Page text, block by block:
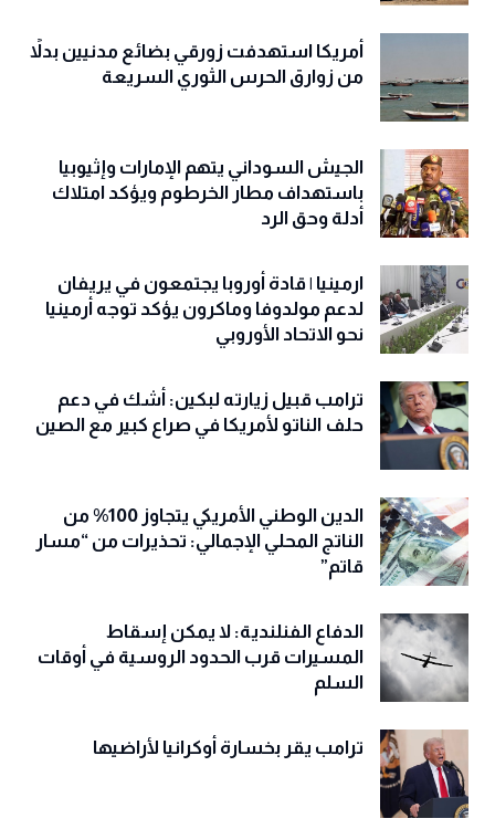
أمريكا استهدفت زورقي بضائع مدنيين بدلاً
من زوارق الحرس الثوري السريعة
الجيش السوداني يتهم الإمارات وإثيوبيا
باستهداف مطار الخرطوم ويؤكد امتلاك
أدلة وحق الرد
ارمينيا | قادة أوروبا يجتمعون في يريفان
لدعم مولدوفا وماكرون يؤكد توجه أرمينيا
نحو الاتحاد الأوروبي
ترامب قبيل زيارته لبكين: أشك في دعم
حلف الناتو لأمريكا في صراع كبير مع الصين
الدين الوطني الأمريكي يتجاوز 100% من
الناتج المحلي الإجمالي: تحذيرات من “مسار
قاتم”
الدفاع الفنلندية: لا يمكن إسقاط
المسيرات قرب الحدود الروسية في أوقات
السلم
ترامب يقر بخسارة أوكرانيا لأراضيها